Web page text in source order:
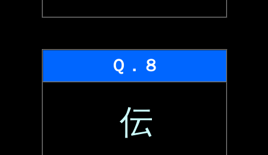
Ｑ．８
伝